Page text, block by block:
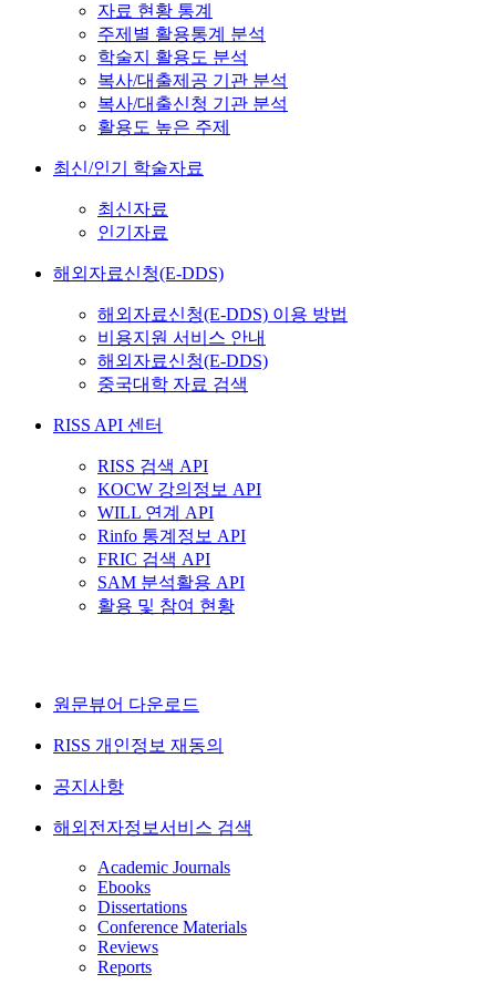
자료 현황 통계
주제별 활용통계 분석
학술지 활용도 분석
복사/대출제공 기관 분석
복사/대출신청 기관 분석
활용도 높은 주제
최신/인기 학술자료
최신자료
인기자료
해외자료신청(E-DDS)
해외자료신청(E-DDS) 이용 방법
비용지원 서비스 안내
해외자료신청(E-DDS)
중국대학 자료 검색
RISS API 센터
RISS 검색 API
KOCW 강의정보 API
WILL 연계 API
Rinfo 통계정보 API
FRIC 검색 API
SAM 분석활용 API
활용 및 참여 현황
원문뷰어 다운로드
RISS 개인정보 재동의
공지사항
해외전자정보서비스 검색
Academic Journals
Ebooks
Dissertations
Conference Materials
Reviews
Reports